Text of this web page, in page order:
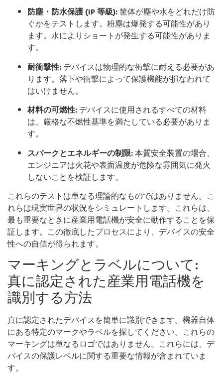
防塵・防水保護 (IP 等級):筐体が塵や水をどれだけ防
ぐかをテストします。粉塵は爆発する可能性があり
ます。水によりショートが発生する可能性がありま
す。
耐衝撃性:デバイスは物理的な衝撃に耐える必要があ
ります。落下や衝撃によって保護機能が損なわれて
はいけません。
材料の可燃性:デバイスに使用されるすべての材料
は、厳格な不燃性基準を満たしている必要がありま
す。
スパークとエネルギーの制限:本質安全装置の場合、
エンジニアは火花や表面温度が危険な雰囲気に発火
しないことを検証します。
これらのテストは単なる理論的なものではありません。こ
れらは現実世界の状況をシミュレートします。これらは、
最も重要なときに産業用電話機が安全に動作することを保
証します。この徹底したプロセスにより、デバイスの安全
性への自信が得られます。
マーキングとラベルについて:
真に認定された産業用電話機を
識別する方法
真に認定されたデバイスを簡単に識別できます。機器自体
にある特定のマークやラベルを探してください。これらの
マーキングは単なるロゴではありません。これらには、デ
バイスの保護レベルに関する重要な情報が含まれていま
す。